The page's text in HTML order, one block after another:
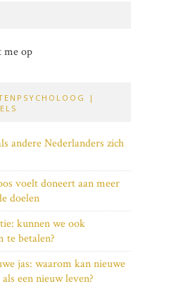
me op
|
andere Nederlanders zich
voelt doneert aan meer
doelen
kunnen we ook
te betalen?
jas: waarom kan nieuwe
een nieuw leven?